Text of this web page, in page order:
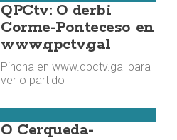
QPCtv: O derbi
Corme-Ponteceso en
www.qpctv.gal
Pincha en www.qpctv.gal para
ver o partido
O Cerqueda-